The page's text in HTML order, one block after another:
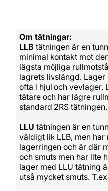
Om tätningar:
LLB tätningen är en
minimal kontakt mot
lägsta möjliga
lagrets livslängd. Lager
ofta i hjul och vevlager.
tätare och har lägre
standard 2RS tätningen.
LLU tätningen är en
väldigt lik LLB, men
lagerringen och är där
och smuts men har lite
lager med LLU tätning
utså mycket smuts.